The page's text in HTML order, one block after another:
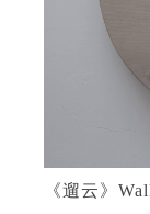
《遛云》